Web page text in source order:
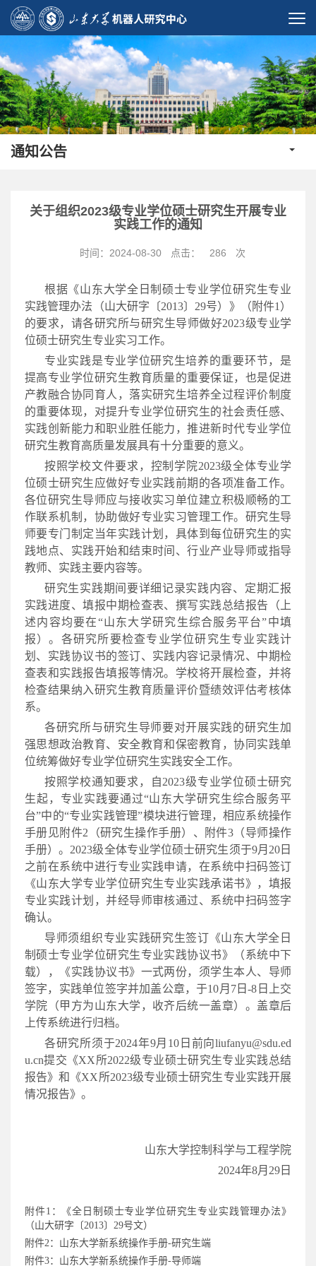
通知公告
关于组织2023级专业学位硕士研究生开展专业
实践工作的通知
时间：2024-08-30 点击： 286 次
根据《山东大学全日制硕士专业学位研究生专业
实践管理办法（山大研字〔2013〕29号）》（附件1）
的要求，请各研究所与研究生导师做好2023级专业学
位硕士研究生专业实习工作。
专业实践是专业学位研究生培养的重要环节，是
提高专业学位研究生教育质量的重要保证，也是促进
产教融合协同育人，落实研究生培养全过程评价制度
的重要体现，对提升专业学位研究生的社会责任感、
实践创新能力和职业胜任能力，推进新时代专业学位
研究生教育高质量发展具有十分重要的意义。
按照学校文件要求，控制学院2023级全体专业学
位硕士研究生应做好专业实践前期的各项准备工作。
各位研究生导师应与接收实习单位建立积极顺畅的工
作联系机制，协助做好专业实习管理工作。研究生导
师要专门制定当年实践计划，具体到每位研究生的实
践地点、实践开始和结束时间、行业产业导师或指导
教师、实践主要内容等。
研究生实践期间要详细记录实践内容、定期汇报
实践进度、填报中期检查表、撰写实践总结报告（上
述内容均要在“山东大学研究生综合服务平台”中填
报）。各研究所要检查专业学位研究生专业实践计
划、实践协议书的签订、实践内容记录情况、中期检
查表和实践报告填报等情况。学校将开展检查，并将
检查结果纳入研究生教育质量评价暨绩效评估考核体
系。
各研究所与研究生导师要对开展实践的研究生加
强思想政治教育、安全教育和保密教育，协同实践单
位统筹做好专业学位研究生实践安全工作。
按照学校通知要求，自2023级专业学位硕士研究
生起，专业实践要通过“山东大学研究生综合服务平
台”中的“专业实践管理”模块进行管理，相应系统操作
手册见附件2（研究生操作手册）、附件3（导师操作
手册）。2023级全体专业学位硕士研究生须于9月20日
之前在系统中进行专业实践申请，在系统中扫码签订
《山东大学专业学位研究生专业实践承诺书》，填报
专业实践计划，并经导师审核通过、系统中扫码签字
确认。
导师须组织专业实践研究生签订《山东大学全日
制硕士专业学位研究生专业实践协议书》（系统中下
载），《实践协议书》一式两份，须学生本人、导师
签字，实践单位签字并加盖公章，于10月7日-8日上交
学院（甲方为山东大学，收齐后统一盖章）。盖章后
上传系统进行归档。
各研究所须于2024年9月10日前向liufanyu@sdu.ed
u.cn提交《XX所2022级专业硕士研究生专业实践总结
报告》和《XX所2023级专业硕士研究生专业实践开展
情况报告》。
山东大学控制科学与工程学院
2024年8月29日
附件1：《全日制硕士专业学位研究生专业实践管理办法》
（山大研字〔2013〕29号文）
附件2：山东大学新系统操作手册-研究生端
附件3：山东大学新系统操作手册-导师端